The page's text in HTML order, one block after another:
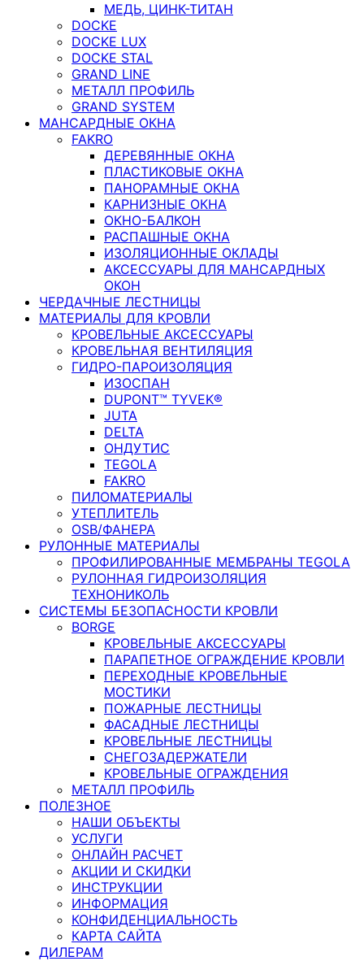
МЕДЬ, ЦИНК-ТИТАН
DOCKE
DOCKE LUX
DOCKE STAL
GRAND LINE
МЕТАЛЛ ПРОФИЛЬ
GRAND SYSTEM
МАНСАРДНЫЕ ОКНА
FAKRO
ДЕРЕВЯННЫЕ ОКНА
ПЛАСТИКОВЫЕ ОКНА
ПАНОРАМНЫЕ ОКНА
КАРНИЗНЫЕ ОКНА
ОКНО-БАЛКОН
РАСПАШНЫЕ ОКНА
ИЗОЛЯЦИОННЫЕ ОКЛАДЫ
АКСЕССУАРЫ ДЛЯ МАНСАРДНЫХ
ОКОН
ЧЕРДАЧНЫЕ ЛЕСТНИЦЫ
МАТЕРИАЛЫ ДЛЯ КРОВЛИ
КРОВЕЛЬНЫЕ АКСЕССУАРЫ
КРОВЕЛЬНАЯ ВЕНТИЛЯЦИЯ
ГИДРО-ПАРОИЗОЛЯЦИЯ
ИЗОСПАН
DUPONT™ TYVEK®
JUTA
DELTA
ОНДУТИС
TEGOLA
FAKRO
ПИЛОМАТЕРИАЛЫ
УТЕПЛИТЕЛЬ
OSB/ФАНЕРА
РУЛОННЫЕ МАТЕРИАЛЫ
ПРОФИЛИРОВАННЫЕ МЕМБРАНЫ TEGOLA
РУЛОННАЯ ГИДРОИЗОЛЯЦИЯ
ТЕХНОНИКОЛЬ
СИСТЕМЫ БЕЗОПАСНОСТИ КРОВЛИ
BORGE
КРОВЕЛЬНЫЕ АКСЕССУАРЫ
ПАРАПЕТНОЕ ОГРАЖДЕНИЕ КРОВЛИ
ПЕРЕХОДНЫЕ КРОВЕЛЬНЫЕ
МОСТИКИ
ПОЖАРНЫЕ ЛЕСТНИЦЫ
ФАСАДНЫЕ ЛЕСТНИЦЫ
КРОВЕЛЬНЫЕ ЛЕСТНИЦЫ
СНЕГОЗАДЕРЖАТЕЛИ
КРОВЕЛЬНЫЕ ОГРАЖДЕНИЯ
МЕТАЛЛ ПРОФИЛЬ
ПОЛЕЗНОЕ
НАШИ ОБЪЕКТЫ
УСЛУГИ
ОНЛАЙН РАСЧЕТ
АКЦИИ И СКИДКИ
ИНСТРУКЦИИ
ИНФОРМАЦИЯ
КОНФИДЕНЦИАЛЬНОСТЬ
КАРТА САЙТА
ДИЛЕРАМ